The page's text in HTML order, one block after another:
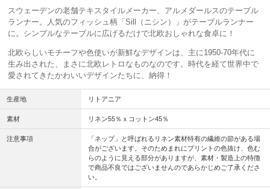
スウェーデンの老舗テキスタイルメーカー、アルメダールスのテーブル
ランナー。人気のフィッシュ柄「Sill（ニシン）」がテーブルランナー
に。シンプルなテーブルに広げるだけで北欧おしゃれな食卓に！
北欧らしいモチーフや色使いが新鮮なデザインは、主に1950-70年代に
生み出された、まさに北欧レトロなものなのです。時代を経て世界中で
愛されてきたかわいいデザインたちに、納得！
生産地 リトアニア
素材 リネン55％ｘコットン45％
注意事項
「ネップ」と呼ばれるリネン素材特有の繊維の節がある場
合がございます。そのためまれにプリントの色抜け、色む
らのように見える部分がありますが、素材・製造上の特徴
で商品不良ではございませんのであらかじめご了承くださ
い。